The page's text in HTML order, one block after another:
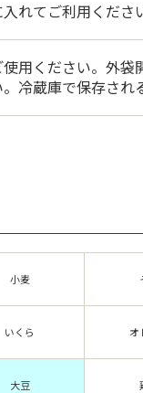
れてご利用くださ
用ください。外
冷蔵庫で保存さ
小麦
いくら オ
大豆